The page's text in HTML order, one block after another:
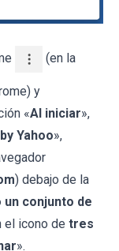
(en la
y
«Al iniciar»,
Yahoo»,
) debajo de la
conjunto de
el icono de tres
».